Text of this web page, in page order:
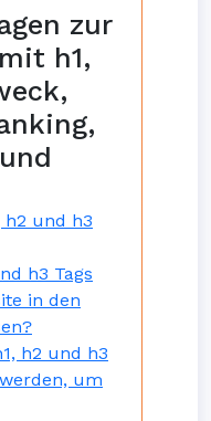
zur
h1,
h2 und h3
h3 Tags
in den
h2 und h3
um